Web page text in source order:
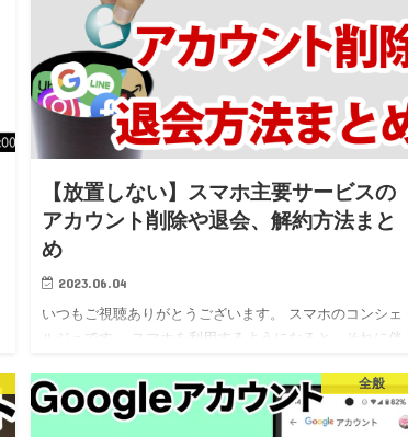
【放置しない】スマホ主要サービスの
アカウント削除や退会、解約方法まと
め
2023.06.04
いつもご視聴ありがとうございます。 スマホのコンシェ
ルジュです。 スマホを利用するようになると、それに伴
なります。 ＜動画内容＞1. Facebookのアカウント削除
方…
全般